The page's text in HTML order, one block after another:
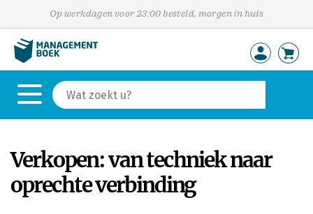
Op werkdagen voor 23:00 besteld, morgen in huis
Verkopen: van techniek naar
oprechte verbinding